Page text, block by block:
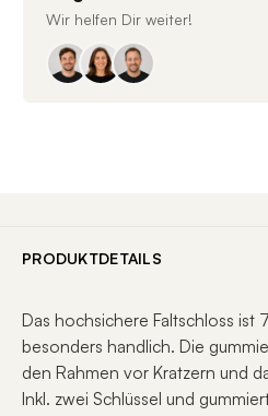
Wir helfen Dir weiter!
PRODUKTDETAILS
Das hochsichere Faltschloss ist
besonders handlich. Die
den Rahmen vor Kratzern und
Inkl. zwei Schlüssel und